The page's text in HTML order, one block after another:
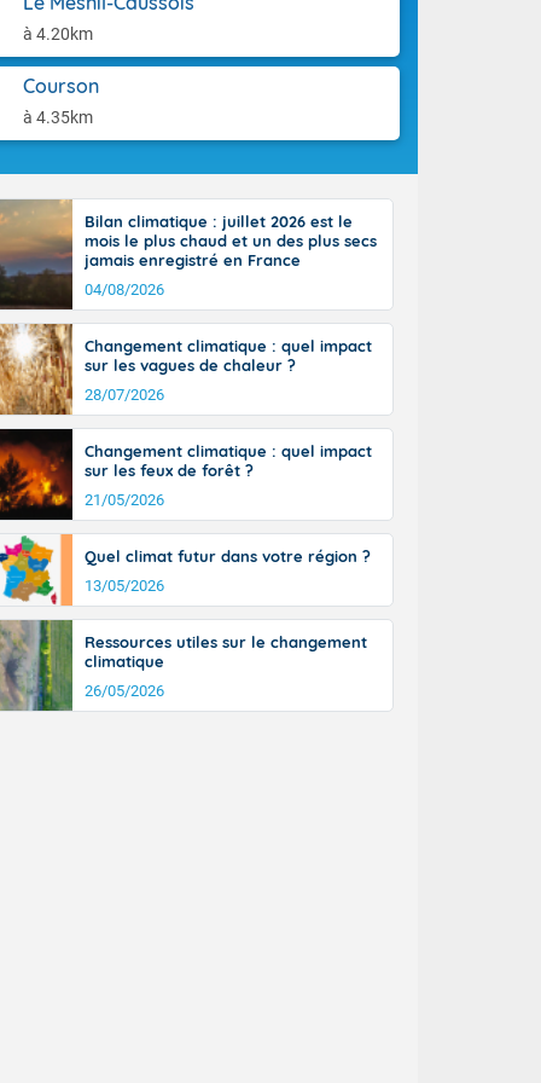
à 4.20km
Courson
à 4.35km
du pays en
sur la
la chaine
par
nuageuse
km/h. Les
degrés
avec 34 à
et 39 à 40
Aquitaine,
de-
sont
sont
un peu
du pays en
Des
le Jura et
de
et
sur le
en
h. Côté
entre
en Anjou.
pointes
Bilan climatique : juillet 2026 est le
mois le plus chaud et un des plus secs
jamais enregistré en France
04/08/2026
Changement climatique : quel impact
sur les vagues de chaleur ?
28/07/2026
Changement climatique : quel impact
sur les feux de forêt ?
21/05/2026
Quel climat futur dans votre région ?
13/05/2026
Ressources utiles sur le changement
climatique
26/05/2026